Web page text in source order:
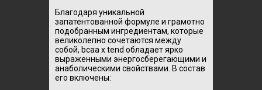
Благодаря уникальной
запатентованной формуле и грамотно
подобранным ингредиентам, которые
великолепно сочетаются между
собой, bcaa x tend обладает ярко
выраженными энергосберегающими и
анаболическими свойствами. В состав
его включены: